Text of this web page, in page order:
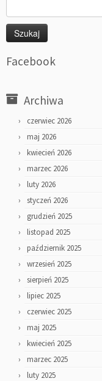
Facebook
Archiwa
czerwiec 2026
maj 2026
kwiecień 2026
marzec 2026
luty 2026
styczeń 2026
grudzień 2025
listopad 2025
październik 2025
wrzesień 2025
sierpień 2025
lipiec 2025
czerwiec 2025
maj 2025
kwiecień 2025
marzec 2025
luty 2025